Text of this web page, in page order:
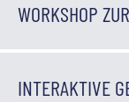
WORKSHOP
INTERAKTIVE